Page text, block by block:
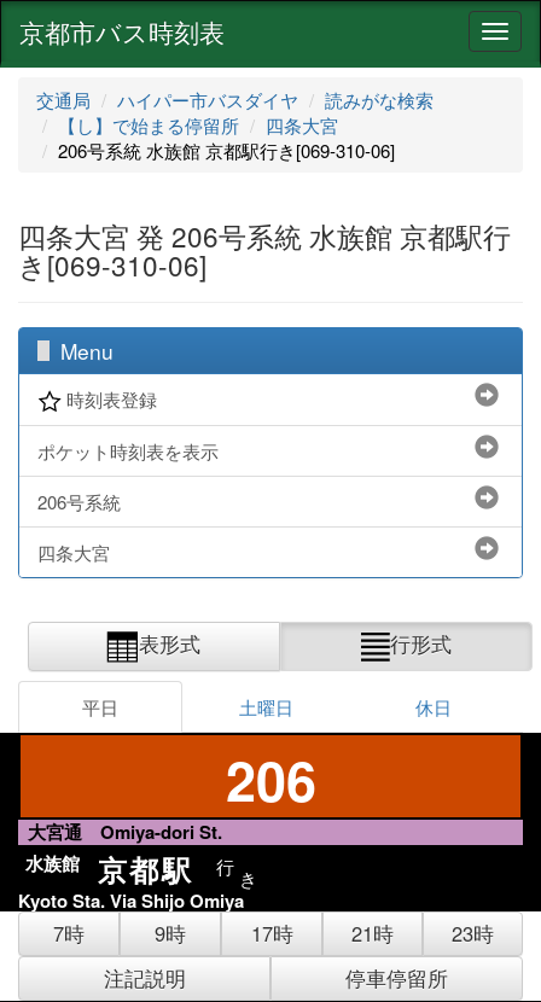
ナ
ビ
京都市バス時刻表
交通局 ハイパー市バスダイヤ
読みがな検索
【し】で始まる停留所
四条大宮
206号系統 水族館 京都駅行き[069-310-06]
四条大宮 発 206号系統 水族館 京都駅行
き[069-310-06]
Menu
時刻表登録
ポケット時刻表を表示
206号系統
四条大宮
表形式 行形式
平日 土曜日 休日
206
大宮通 Omiya-dori St.
水族館
京都駅 行 き
Kyoto Sta. Via Shijo Omiya
7時 9時 17時 21時
23時
注記説明
停車停留所